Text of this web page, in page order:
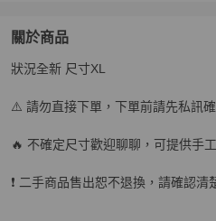
關於商品
關於Prada半拉鍊長袖 黑色長袖
狀況全新 尺寸XL
⚠️ 請勿直接下單，下單前請先私訊
🔥 不確定尺寸歡迎聊聊，可提供手
❗️ 二手商品售出恕不退換，請確認清